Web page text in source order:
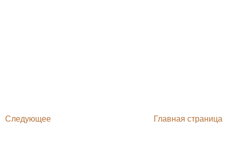
Следующее Главная страница